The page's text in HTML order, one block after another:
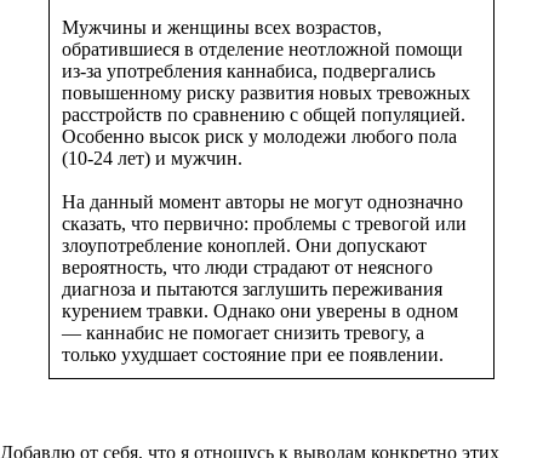
Мужчины и женщины всех возрастов,
обратившиеся в отделение неотложной помощи
из-за употребления каннабиса, подвергались
повышенному риску развития новых тревожных
расстройств по сравнению с общей популяцией.
Особенно высок риск у молодежи любого пола
(10-24 лет) и мужчин.
На данный момент авторы не могут однозначно
сказать, что первично: проблемы с тревогой или
злоупотребление коноплей. Они допускают
вероятность, что люди страдают от неясного
диагноза и пытаются заглушить переживания
курением травки. Однако они уверены в одном
— каннабис не помогает снизить тревогу, а
только ухудшает состояние при ее появлении.
Добавлю от себя, что я отношусь к выводам конкретно этих